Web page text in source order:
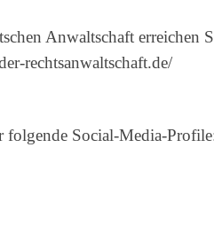
Anwaltschaft erreichen
rechtsanwaltschaft.de/
folgende Social-Media-